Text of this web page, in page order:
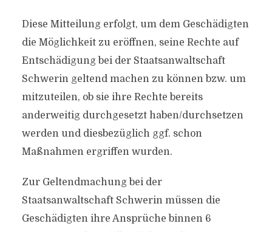
Diese Mitteilung erfolgt, um dem Geschädigten
die Möglichkeit zu eröffnen, seine Rechte auf
Entschädigung bei der Staatsanwaltschaft
Schwerin geltend machen zu können bzw. um
mitzuteilen, ob sie ihre Rechte bereits
anderweitig durchgesetzt haben/​durchsetzen
werden und diesbezüglich ggf. schon
Maßnahmen ergriffen wurden.
Zur Geltendmachung bei der
Staatsanwaltschaft Schwerin müssen die
Geschädigten ihre Ansprüche binnen 6